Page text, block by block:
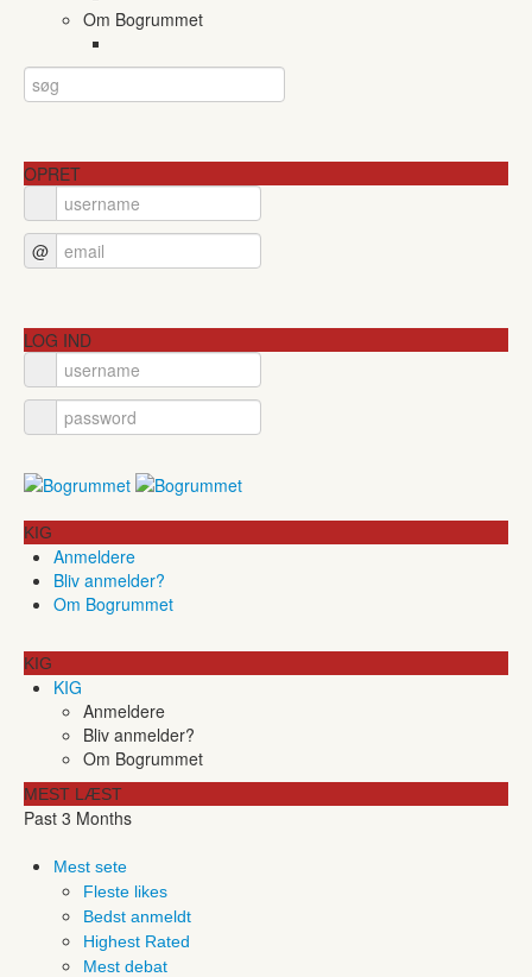
Om Bogrummet
OPRET
@
LOG IND
KIG
Anmeldere
Bliv anmelder?
Om Bogrummet
KIG
KIG
Anmeldere
Bliv anmelder?
Om Bogrummet
MEST LÆST
Past 3 Months
Mest sete
Fleste likes
Bedst anmeldt
Highest Rated
Mest debat